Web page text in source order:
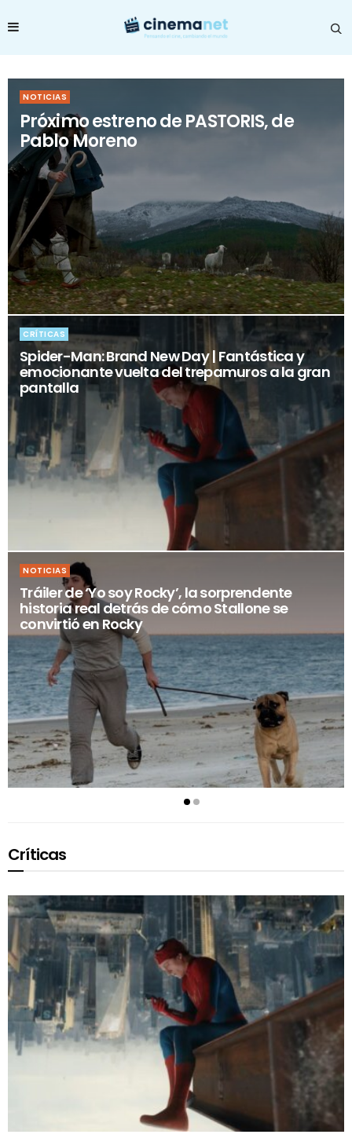
NOTICIAS
Próximo estreno de PASTORIS, de
Pablo Moreno
CRÍTICAS
Spider-Man: Brand New Day | Fantástica y
emocionante vuelta del trepamuros a la gran
pantalla
NOTICIAS
Tráiler de ‘Yo soy Rocky’, la sorprendente
historia real detrás de cómo Stallone se
convirtió en Rocky
Críticas